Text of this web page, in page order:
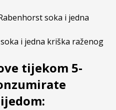
soka i jedna
i jedna kriška raženog
tijekom 5-